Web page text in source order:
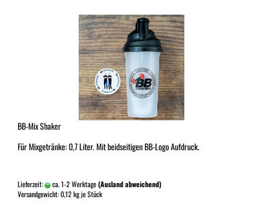
BB-Mix Shaker
Für Mixgetränke: 0,7 Liter. Mit beidseitigen BB-Logo Aufdruck.
Lieferzeit: ca. 1-2 Werktage(Ausland abweichend)
Versandgewicht:0,12kg je Stück